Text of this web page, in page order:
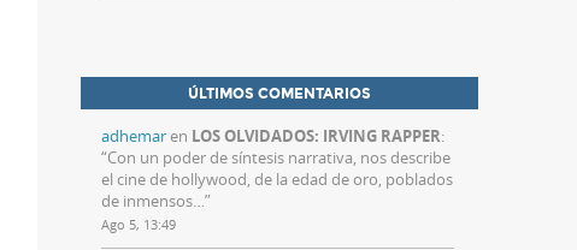
ÚLTIMOS COMENTARIOS
adhemaren LOS OLVIDADOS: IRVING RAPPER:
“Con un poder de síntesis narrativa, nos describe
el cine de hollywood, de la edad de oro, poblados
de inmensos…”
Ago 5, 13:49